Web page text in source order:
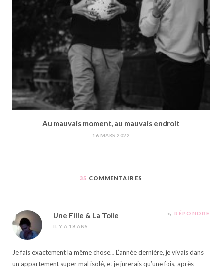
Au mauvais moment, au mauvais endroit
16 MARS 2022
35 COMMENTAIRES
Une Fille & La Toile
IL Y A 18 ANS
RÉPONDRE
Je fais exactement la même chose… L’année dernière, je vivais dans
un appartement super mal isolé, et je jurerais qu’une fois, après